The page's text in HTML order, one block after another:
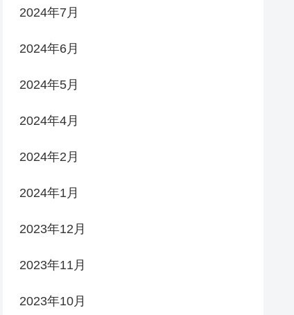
2024年7月
2024年6月
2024年5月
2024年4月
2024年2月
2024年1月
2023年12月
2023年11月
2023年10月